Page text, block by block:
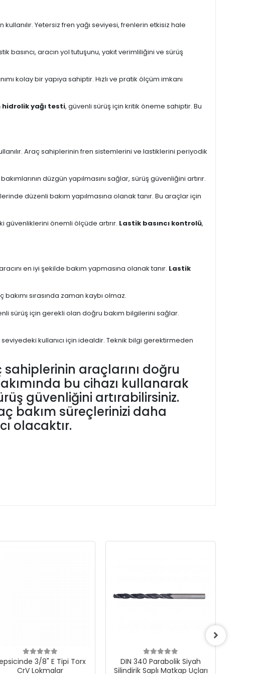
kullanılır. Yetersiz fren yağı seviyesi, frenlerin etkisiz hale
basıncı, aracın yol tutuşunu, yakıt verimliliğini ve sürüş
kolay bir yapıya sahiptir. Hızlı ve pratik ölçüm imkanı
hidrolik yağı testi, güvenli sürüş için kritik öneme sahiptir. Bu
Araç sahiplerinin fren sistemlerini ve lastiklerini periyodik
düzgün yapılmasını sağlar, sürüş güvenliğini artırır.
düzenli bakım yapılmasına olanak tanır. Bu araçlar için
güvenliklerini önemli ölçüde artırır. Lastik basıncı kontrolü,
en iyi şekilde bakım yapmasına olanak tanır. Lastik
sırasında zaman kaybı olmaz.
sürüş için gerekli olan doğru bakım bilgilerini sağlar.
seviyedeki kullanıcı için idealdir. Teknik bilgi gerektirmeden
sahiplerinin araçlarını doğru
bu cihazı kullanarak
güvenliğini artırabilirsiniz.
bakım süreçlerinizi daha
olacaktır.
3/8" E Tipi Torx
CrV Lokmalar
DIN 340 Parabolik Siyah
Silindirik Saplı Matkap Uçları